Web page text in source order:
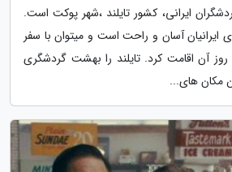
ایرانی، کشور تایلند ،شهر پوکت است.
ایرانیان آسان و راحت است و میتوان با سفر
هوایی به این کشور، 90 روز آن اقامت کرد. تایلند را بهشت گردشگری
مکان های...